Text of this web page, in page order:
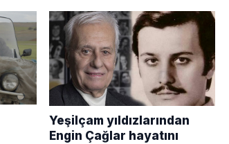
Yeşilçam yıldızlarından
Engin Çağlar hayatını